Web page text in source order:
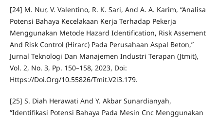
[24] M. Nur, V. Valentino, R. K. Sari, And A. A. Karim, “Analisa
Potensi Bahaya Kecelakaan Kerja Terhadap Pekerja
Menggunakan Metode Hazard Identification, Risk Assement
And Risk Control (Hirarc) Pada Perusahaan Aspal Beton,”
Jurnal Teknologi Dan Manajemen Industri Terapan (Jtmit),
Vol. 2, No. 3, Pp. 150–158, 2023, Doi:
Https://Doi.Org/10.55826/Tmit.V2i3.179.
[25] S. Diah Herawati And Y. Akbar Sunardianyah,
“Identifikasi Potensi Bahaya Pada Mesin Cnc Menggunakan